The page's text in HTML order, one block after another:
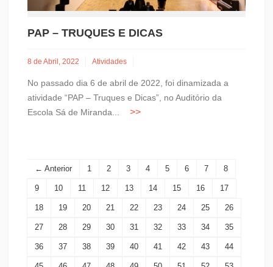
PAP – TRUQUES E DICAS
8 de Abril, 2022 Atividades
No passado dia 6 de abril de 2022, foi dinamizada a
atividade “PAP – Truques e Dicas”, no Auditório da
Escola Sá de Miranda...
← Anterior 1 2 3 4 5 6 7 8
9 10 11 12 13 14 15 16 17
18 19 20 21 22 23 24 25 26
27 28 29 30 31 32 33 34 35
36 37 38 39 40 41 42 43 44